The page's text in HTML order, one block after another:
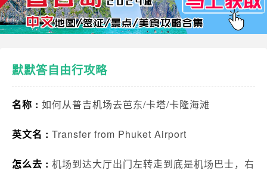
默默答自由行攻略
名称 : 如何从普吉机场去芭东/卡塔/卡隆海滩
英文名 : Transfer from Phuket Airport
怎么去 : 机场到达大厅出门左转走到底是机场巴士，右